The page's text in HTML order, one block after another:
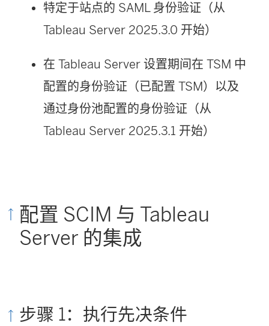
特定于站点的 SAML 身份验证（从
Tableau Server 2025.3.0 开始）
在 Tableau Server 设置期间在 TSM 中
配置的身份验证（已配置 TSM）以及
通过身份池配置的身份验证（从
Tableau Server 2025.3.1 开始）
配置 SCIM 与 Tableau
Server 的集成
步骤 1：执行先决条件